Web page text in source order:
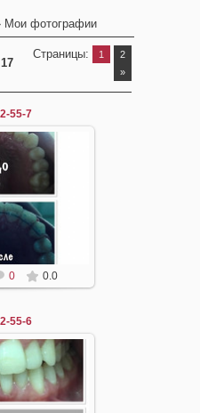
Мои фотографии
17
Страницы: 1
2
»
55-7
0 0.0
55-6